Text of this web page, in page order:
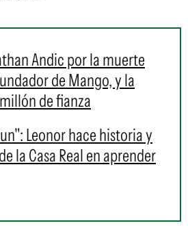
Andic por la muerte
de Mango, y la
de fianza
Leonor hace historia y
la Casa Real en aprender